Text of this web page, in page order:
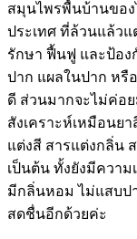
สมุนไพรพื้นบ้านของ
ประเทศ ที่ล้วนแล้ว
รักษา ฟื้นฟู และป้อ
ปาก แผลในปาก หรื
ดี ส่วนมากจะไม่ค่อ
สังเคราะห์เหมือนย
แต่งสี สารแต่งกลิ่น
เป็นต้น ทั้งยังมีควา
มีกลิ่นหอม ไม่แสบป
สดชื่นอีกด้วยค่ะ